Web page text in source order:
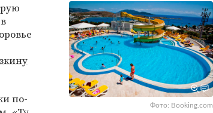
Фото: Booking.com
по-